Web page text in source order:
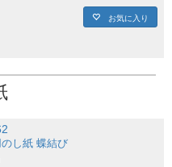
お気に入り
し紙 蝶結び